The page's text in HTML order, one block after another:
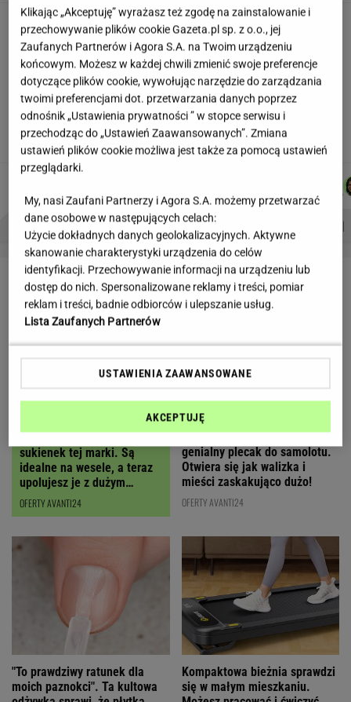
Skłodowska na banknocie?
Zadecydowała interwencja polskiego ministra
SUBSKRYPCJA
Kulisy zmian w "halo tu polsat".
"Cichopek źle wypadła w badaniach"
CHOJNACKA
PROBLEMY POLSKICH SIATKARZY ZNAK Z '30'
LETNIE OKAZJE
sukienek tej marki. Są
idealne na wesele, a teraz
upolujesz je z dużym
RABATEM
OFERTY AVANTI24
Polska marka stworzyła
genialny plecak do samolotu.
Otwiera się jak walizka i
mieści zaskakująco dużo!
OFERTY AVANTI24
"To prawdziwy ratunek dla
moich paznokci". Ta kultowa
Kompaktowa bieżnia sprawdzi
się w małym mieszkaniu.
Klikając „Akceptuję” wyrażasz też zgodę na zainstalowanie i
przechowywanie plików cookie Gazeta.pl sp. z o.o., jej
Zaufanych Partnerów i Agora S.A. na Twoim urządzeniu
końcowym. Możesz w każdej chwili zmienić swoje preferencje
dotyczące plików cookie, wywołując narzędzie do zarządzania
twoimi preferencjami dot. przetwarzania danych poprzez
odnośnik „Ustawienia prywatności ” w stopce serwisu i
przechodząc do „Ustawień Zaawansowanych”. Zmiana
ustawień plików cookie możliwa jest także za pomocą ustawień
przeglądarki.
My, nasi Zaufani Partnerzy i Agora S.A. możemy przetwarzać
dane osobowe w następujących celach:
Użycie dokładnych danych geolokalizacyjnych. Aktywne
skanowanie charakterystyki urządzenia do celów
identyfikacji. Przechowywanie informacji na urządzeniu lub
dostęp do nich. Spersonalizowane reklamy i treści, pomiar
reklam i treści, badnie odbiorców i ulepszanie usług.
Lista Zaufanych Partnerów
USTAWIENIA ZAAWANSOWANE
AKCEPTUJĘ